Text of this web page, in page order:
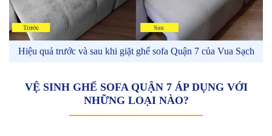
Hiệu quả trước và sau khi giặt ghế sofa Quận 7 của Vua Sạch
VỆ SINH GHẾ SOFA QUẬN 7 ÁP DỤNG VỚI
NHỮNG LOẠI NÀO?